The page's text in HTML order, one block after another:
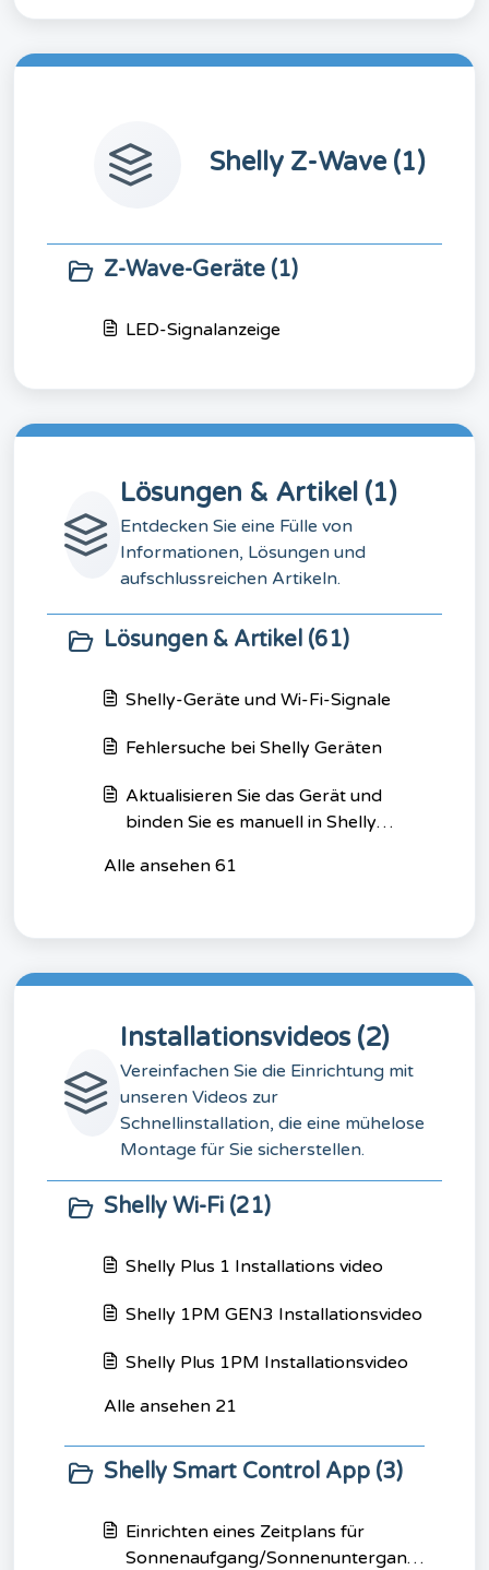
Shelly Z-Wave (1)
Z-Wave-Geräte (1)
LED-Signalanzeige
Lösungen & Artikel (1)
Entdecken Sie eine Fülle von
Informationen, Lösungen und
aufschlussreichen Artikeln.
Lösungen & Artikel (61)
Shelly-Geräte und Wi-Fi-Signale
Fehlersuche bei Shelly Geräten
Aktualisieren Sie das Gerät und
binden Sie es manuell in Shelly
Alle ansehen 61
Installationsvideos (2)
Vereinfachen Sie die Einrichtung mit
unseren Videos zur
Schnellinstallation, die eine mühelose
Montage für Sie sicherstellen.
Shelly Wi-Fi (21)
Shelly Plus 1 Installations video
Shelly 1PM GEN3 Installationsvideo
Shelly Plus 1PM Installationsvideo
Alle ansehen 21
Shelly Smart Control App (3)
Einrichten eines Zeitplans für
Sonnenaufgang/Sonnenuntergang